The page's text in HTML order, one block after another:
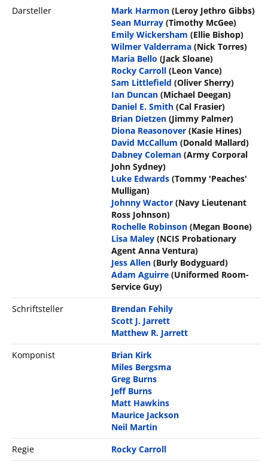
Darsteller
Mark Harmon (Leroy Jethro Gibbs)
Sean Murray (Timothy McGee)
Emily Wickersham (Ellie Bishop)
Wilmer Valderrama (Nick Torres)
Maria Bello (Jack Sloane)
Rocky Carroll (Leon Vance)
Sam Littlefield (Oliver Sherry)
Ian Duncan (Michael Deegan)
Daniel E. Smith (Cal Frasier)
Brian Dietzen (Jimmy Palmer)
Diona Reasonover (Kasie Hines)
David McCallum (Donald Mallard)
Dabney Coleman (Army Corporal
John Sydney)
Luke Edwards (Tommy 'Peaches'
Mulligan)
Johnny Wactor (Navy Lieutenant
Ross Johnson)
Rochelle Robinson (Megan Boone)
Lisa Maley (NCIS Probationary
Agent Anna Ventura)
Jess Allen (Burly Bodyguard)
Adam Aguirre (Uniformed Room-
Service Guy)
Schriftsteller
Brendan Fehily
Scott J. Jarrett
Matthew R. Jarrett
Komponist
Brian Kirk
Miles Bergsma
Greg Burns
Jeff Burns
Matt Hawkins
Maurice Jackson
Neil Martin
Regie
Rocky Carroll